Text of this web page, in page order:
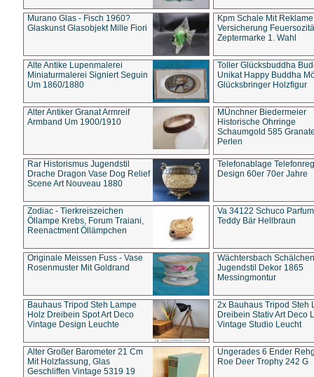
Murano Glas - Fisch 1960?
Glaskunst Glasobjekt Mille Fiori
Kpm Schale Mit Reklame
Versicherung
Zeptermarke 1. Wahl
Alte Antike Lupenmalerei
Miniaturmalerei Signiert Seguin
Um 1860/1880
Toller Glücksbuddha
Unikat Happy Buddha
Glücksbringer Holzfigur
Alter Antiker Granat Armreif
Armband Um 1900/1910
MÜnchner Biedermeier
Historische Ohrringe
Schaumgold 585
Perlen
Rar Historismus Jugendstil
Drache Dragon Vase Dog Relief
Scene Art Nouveau 1880
Telefonablage
Design 60er 70er Jahre
Zodiac - Tierkreiszeichen
Öllampe Krebs, Forum Traiani,
Reenactment Öllämpchen
Va 34122 Schuco
Teddy Bär Hellbraun
Originale Meissen Fuss - Vase
Rosenmuster Mit Goldrand
Wächtersbach Schälchen
Jugendstil Dekor 1865
Messingmontur
Bauhaus Tripod Steh Lampe
Holz Dreibein Spot Art Deco
Vintage Design Leuchte
2x Bauhaus Tripod Steh
Dreibein Stativ Art Deco
Vintage Studio Leucht
Alter Großer Barometer 21 Cm
Mit Holzfassung, Glas
Geschliffen Vintage 5319 19
Ungerades 6 Ender
Roe Deer Trophy 242 G